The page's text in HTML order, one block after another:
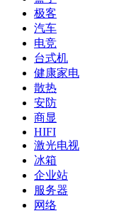
极客
汽车
电竞
台式机
健康家电
散热
安防
商显
HIFI
激光电视
冰箱
企业站
服务器
网络